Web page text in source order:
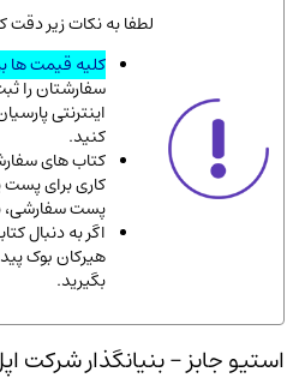
طب گیاهی و سنتی(45)
فلسفه و جامعه شناسی(151)
ادبیات و شعر
ادیان و مذاهب
دانشگاهی و آموزشی
اقتصادی، بازاریابی و مالی(56)
پزشکی(140)
کامپیوتر و نرم افزار(13)
لطفا به نکات زیر دقت
کلیه قیمت ها
سفارشتان را
اینترنتی
کنید.
پست
اگر به دنبال
هیرکان بوک
بگیرید.
استیو جابز - بنیانگذار شرکت